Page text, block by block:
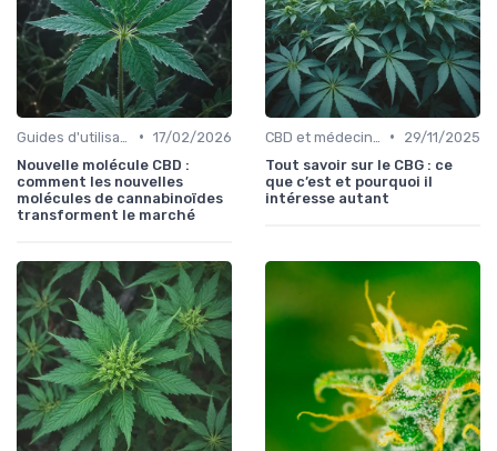
• 17/02/2026
Nouvelle molécule CBD :
comment les nouvelles
molécules de cannabinoïdes
transforment le marché
•
29/11/2025
Tout savoir sur le CBG : ce
que c’est et pourquoi il
intéresse autant